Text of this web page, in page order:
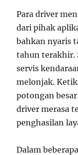
Para driver
dari pihak
bahkan nyaris
tahun terakhir.
servis
melonjak.
potongan
driver merasa
penghasilan
Dalam